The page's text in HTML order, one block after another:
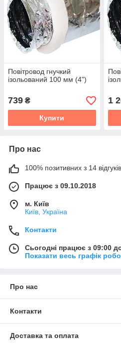
Повітровод гнучкий
ізольований 100 мм (4")
739 ₴
Купити
1
Про нас
100% позитивних з 14
Працює з 09.10.2018
м. Київ
Київ, Україна
Контакти
Сьогодні працює з 09:00
Показати весь графік
Про нас
Контакти
Доставка та оплата